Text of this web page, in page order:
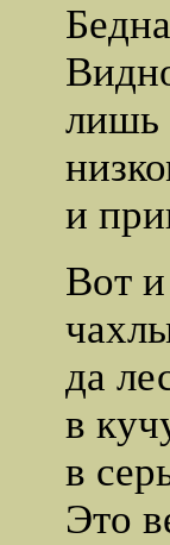
лишь
и
Вот и
да
в
в
Это